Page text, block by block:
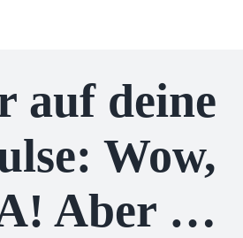
auf deine
Wow,
Aber …